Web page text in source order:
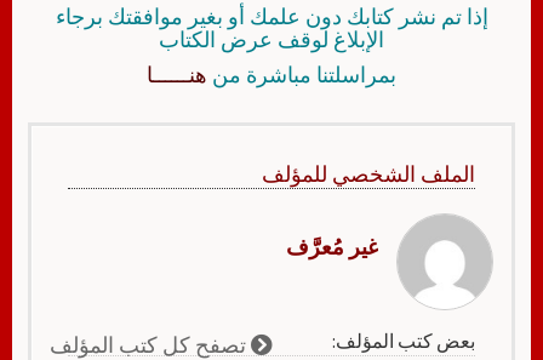
إذا تم نشر كتابك دون علمك أو بغير موافقتك برجاء
الإبلاغ لوقف عرض الكتاب
بمراسلتنا مباشرة من هنــــــا
الملف الشخصي للمؤلف
غير مُعرَّف
بعض كتب المؤلف: تصفح كل كتب المؤلف